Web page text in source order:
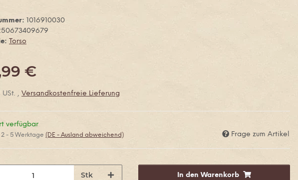
1016910030
Torso
€
USt. , Versandkostenfreie Lieferung
verfügbar
2 - 5 Werktage (DE - Ausland abweichend) Frage zum Artikel
Stk In den Warenkorb